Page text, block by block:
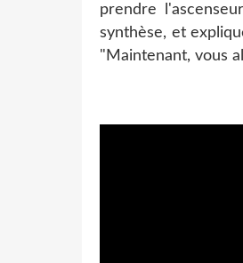
prendre
synthèse, et
"Maintenant, vous